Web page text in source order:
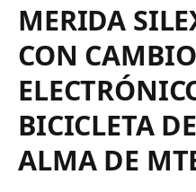
MERIDA
CON CAMBIO
BICICLETA
ALMA DE